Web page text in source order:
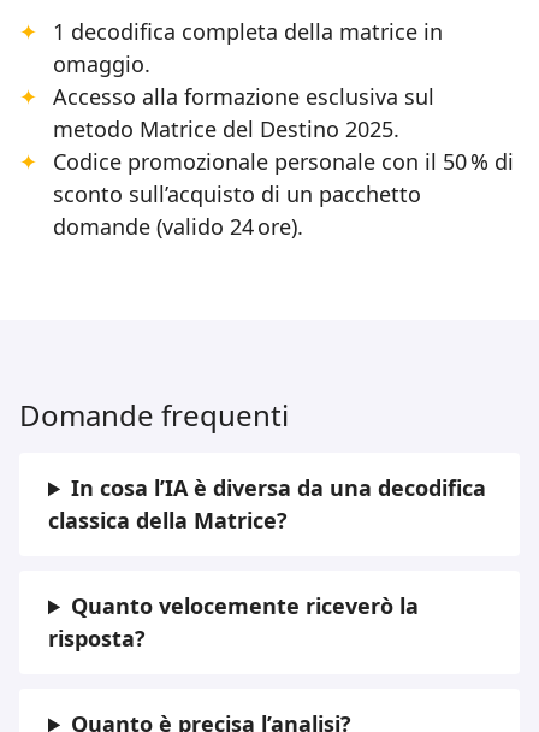
1 decodifica completa della matrice in
omaggio.
Accesso alla formazione esclusiva sul
metodo Matrice del Destino 2025.
Codice promozionale personale con il 50 % di
sconto sull’acquisto di un pacchetto
domande (valido 24 ore).
Domande frequenti
In cosa l’IA è diversa da una decodifica
classica della Matrice?
Quanto velocemente riceverò la
risposta?
Quanto è precisa l’analisi?